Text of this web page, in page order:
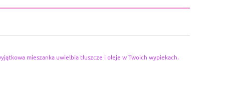
mieszanka uwielbia tłuszcze i oleje w Twoich wypiekach.